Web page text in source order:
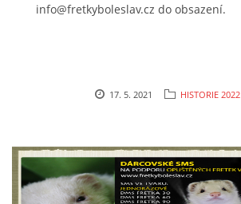
info@fretkyboleslav.cz do obsazení.
17. 5. 2021 HISTORIE 2022